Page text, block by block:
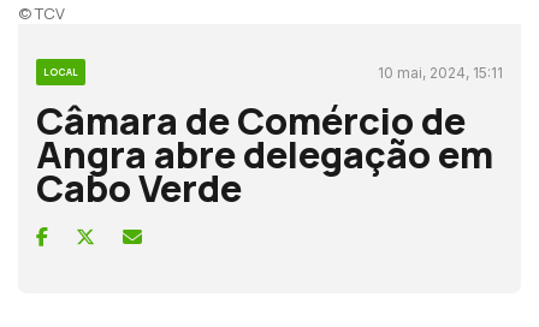
© TCV
LOCAL 10 mai, 2024, 15:11
Câmara de Comércio de
Angra abre delegação em
Cabo Verde